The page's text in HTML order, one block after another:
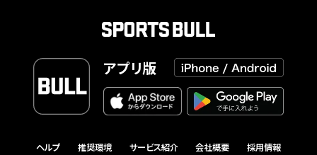
アプリ版
ヘルプ 推奨環境 サービス紹介 会社概要 採用情報